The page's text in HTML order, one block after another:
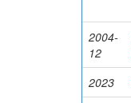
2004-
12
2023